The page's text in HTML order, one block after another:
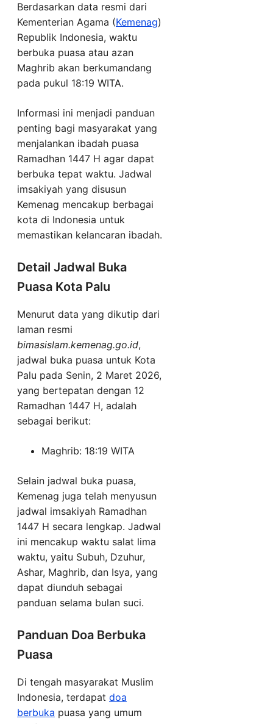
Berdasarkan data resmi dari
Kementerian Agama (Kemenag)
Republik Indonesia, waktu
berbuka puasa atau azan
Maghrib akan berkumandang
pada pukul 18:19 WITA.
Informasi ini menjadi panduan
penting bagi masyarakat yang
menjalankan ibadah puasa
Ramadhan 1447 H agar dapat
berbuka tepat waktu. Jadwal
imsakiyah yang disusun
Kemenag mencakup berbagai
kota di Indonesia untuk
memastikan kelancaran ibadah.
Detail Jadwal Buka
Puasa Kota Palu
Menurut data yang dikutip dari
laman resmi
bimasislam.kemenag.go.id,
jadwal buka puasa untuk Kota
Palu pada Senin, 2 Maret 2026,
yang bertepatan dengan 12
Ramadhan 1447 H, adalah
sebagai berikut:
Maghrib: 18:19 WITA
Selain jadwal buka puasa,
Kemenag juga telah menyusun
jadwal imsakiyah Ramadhan
1447 H secara lengkap. Jadwal
ini mencakup waktu salat lima
waktu, yaitu Subuh, Dzuhur,
Ashar, Maghrib, dan Isya, yang
dapat diunduh sebagai
panduan selama bulan suci.
Panduan Doa Berbuka
Puasa
Di tengah masyarakat Muslim
Indonesia, terdapat doa
berbuka puasa yang umum